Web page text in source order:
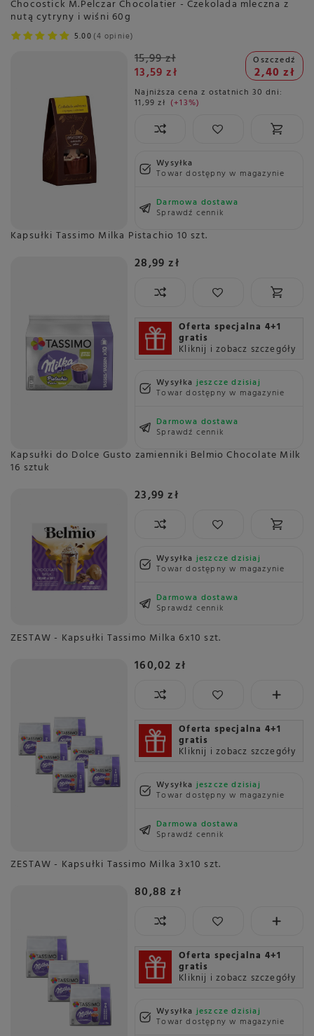
Chocostick M.Pelczar Chocolatier - Czekolada mleczna z
nutą cytryny i wiśni 60g
5.00 4 opinie
15,99 zł
13,59 zł
Oszczedź
2,40 zł
Najniższa cena z ostatnich 30 dni:
11,99 zł +13%
Wysyłka
Towar dostępny w magazynie
Darmowa dostawa
Sprawdź cennik
Kapsułki Tassimo Milka Pistachio 10 szt.
28,99 zł
Oferta specjalna 4+1
gratis
Kliknij i zobacz szczegóły
Wysyłkajeszcze dzisiaj
Towar dostępny w magazynie
Darmowa dostawa
Sprawdź cennik
Kapsułki do Dolce Gusto zamienniki Belmio Chocolate Milk
16 sztuk
23,99 zł
Wysyłkajeszcze dzisiaj
Towar dostępny w magazynie
Darmowa dostawa
Sprawdź cennik
ZESTAW - Kapsułki Tassimo Milka 6x10 szt.
160,02 zł
Oferta specjalna 4+1
gratis
Kliknij i zobacz szczegóły
Wysyłkajeszcze dzisiaj
Towar dostępny w magazynie
Darmowa dostawa
Sprawdź cennik
ZESTAW - Kapsułki Tassimo Milka 3x10 szt.
80,88 zł
Oferta specjalna 4+1
gratis
Kliknij i zobacz szczegóły
Wysyłkajeszcze dzisiaj
Towar dostępny w magazynie